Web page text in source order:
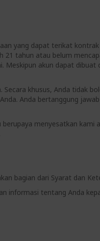
yang dapat terikat
tahun atau belum
akun dapat
khusus, Anda tidak
Anda bertanggung
menyesatkan kami
bagian dari Syarat dan
informasi tentang Anda